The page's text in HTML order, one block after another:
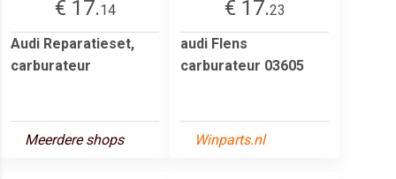
€ 17.14
Audi Reparatieset,
carburateur
Meerdere shops
€ 17.23
audi Flens
carburateur 03605
Winparts.nl